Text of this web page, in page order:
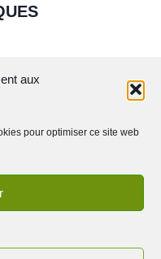
aux
pour optimiser ce site web
WordPress par